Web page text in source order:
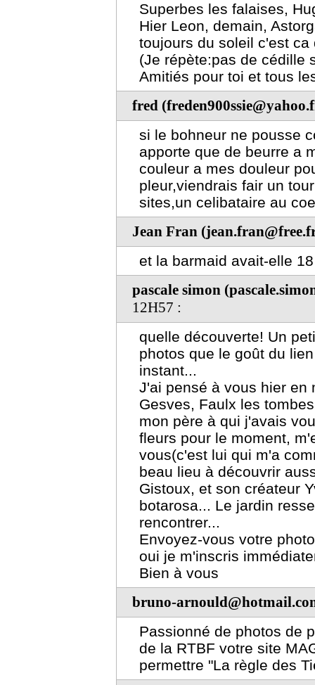
Superbes les falaises,
Hier Leon, demain,
toujours du soleil c'est ca
(Je répète:pas de cédille
Amitiés pour toi et tous
fred
si le bohneur ne pousse
apporte que de beurre a
couleur a mes douleur
pleur,viendrais fair un
sites,un celibataire au
Jean Fran
et la barmaid avait-elle
pascale simon
12H57 :
quelle découverte! Un
photos que le goût du
instant...
J'ai pensé à vous hier en
Gesves, Faulx les
mon père à qui j'avais
fleurs pour le moment,
vous(c'est lui qui m'a
beau lieu à découvrir
Gistoux, et son créateur
botarosa... Le jardin
rencontrer...
Envoyez-vous votre
oui je m'inscris
Bien à vous
bruno-
Passionné de photos de
de la RTBF votre site
permettre "La règle des